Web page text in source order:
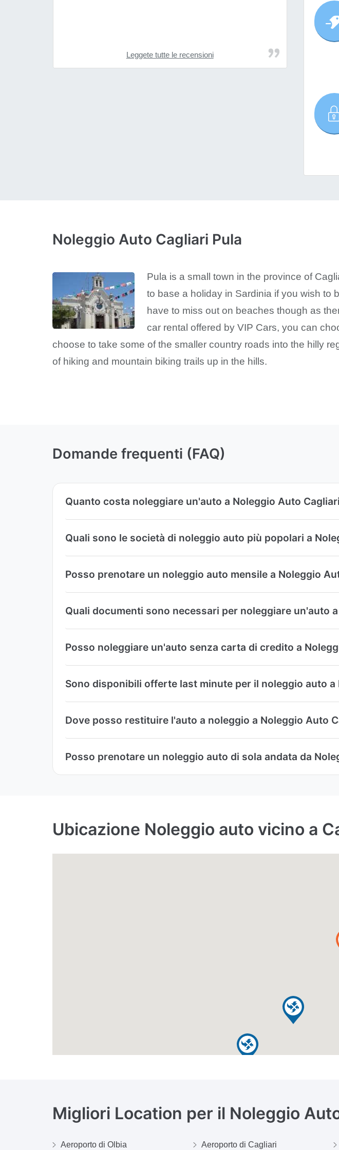
Leggete tutte le recensioni
Noleggio Auto Cagliari Pula
Pula is a small town in the province of
to base a holiday in Sardinia if you wish to
have to miss out on beaches though as
car rental offered by VIP Cars, you can
choose to take some of the smaller country roads into the hilly
of hiking and mountain biking trails up in the hills.
Domande frequenti (FAQ)
Quanto costa noleggiare un'auto a Noleggio Auto
Quali sono le società di noleggio auto più popolari a
Posso prenotare un noleggio auto mensile a Noleggio
Quali documenti sono necessari per noleggiare un'auto
Posso noleggiare un'auto senza carta di credito a
Sono disponibili offerte last minute per il noleggio auto a
Dove posso restituire l'auto a noleggio a Noleggio Auto
Posso prenotare un noleggio auto di sola andata da
Ubicazione Noleggio auto vicino a
Migliori Location per il Noleggio
Aeroporto di Olbia Aeroporto di Cagliari